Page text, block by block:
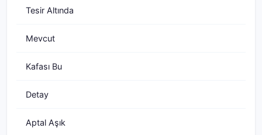
Tesir Altında
Mevcut
Kafası Bu
Detay
Aptal Aşık